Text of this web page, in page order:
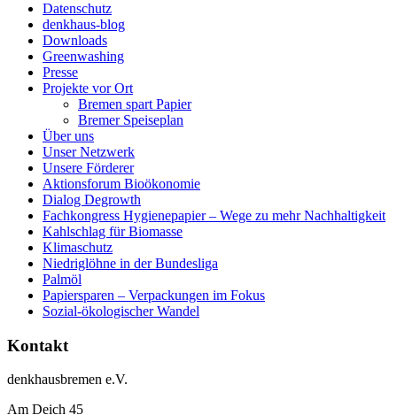
Datenschutz
denkhaus-blog
Downloads
Greenwashing
Presse
Projekte vor Ort
Bremen spart Papier
Bremer Speiseplan
Über uns
Unser Netzwerk
Unsere Förderer
Aktionsforum Bioökonomie
Dialog Degrowth
Fachkongress Hygienepapier – Wege zu mehr Nachhaltigkeit
Kahlschlag für Biomasse
Klimaschutz
Niedriglöhne in der Bundesliga
Palmöl
Papiersparen – Verpackungen im Fokus
Sozial-ökologischer Wandel
Kontakt
denkhausbremen e.V.
Am Deich 45